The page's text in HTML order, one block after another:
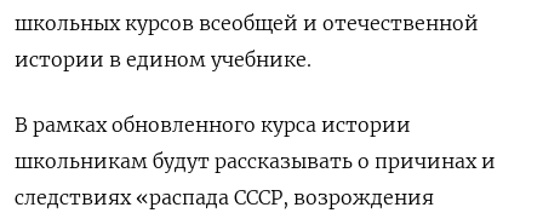
школьных курсов всеобщей и отечественной
истории в едином учебнике.
В рамках обновленного курса истории
школьникам будут рассказывать о причинах и
следствиях«распада СССР, возрождения